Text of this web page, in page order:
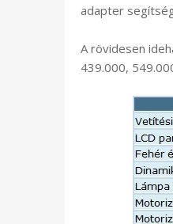
adapter
A rövidesen
439.000,